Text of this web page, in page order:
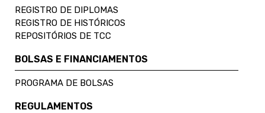
REGISTRO DE DIPLOMAS
REGISTRO DE HISTÓRICOS
REPOSITÓRIOS DE TCC
BOLSAS E FINANCIAMENTOS
PROGRAMA DE BOLSAS
REGULAMENTOS